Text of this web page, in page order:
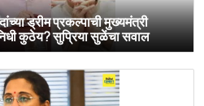
ड्रीम प्रकल्पाची मुख्यमंत्री
कुठेय? सुप्रिया सुळेंचा सवाल